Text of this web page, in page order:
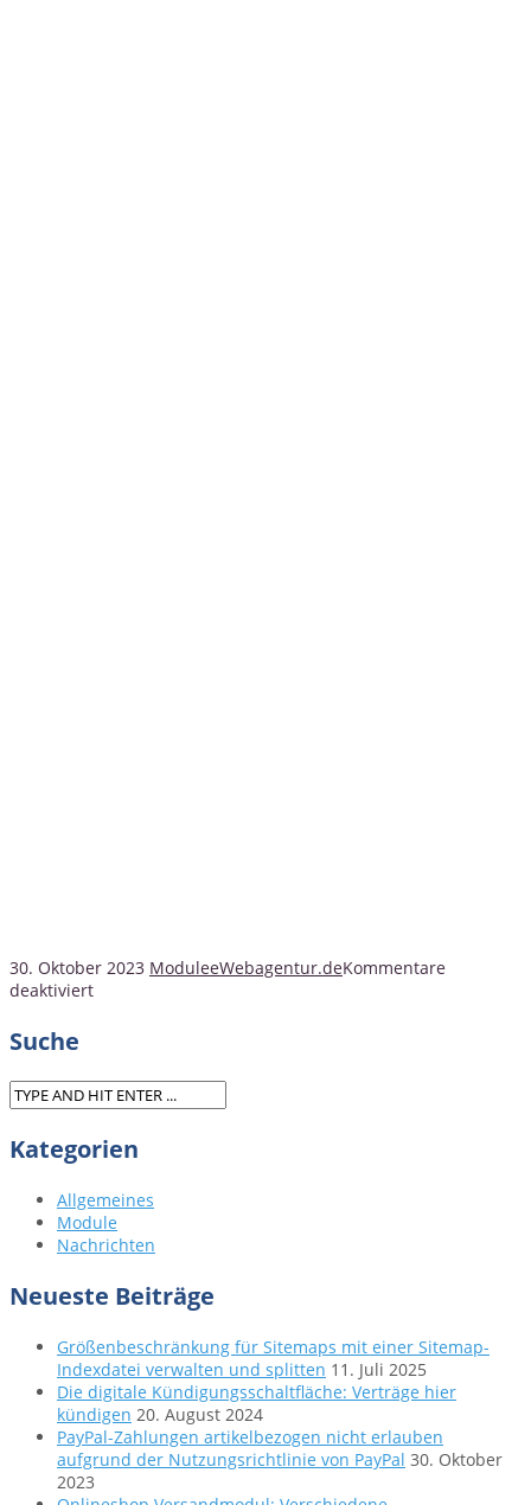
30. Oktober 2023 ModuleeWebagentur.deKommentare
deaktiviertfür
nicht
erlauben
der
von
PayPal
Suche
Kategorien
Allgemeines
Module
Nachrichten
Neueste Beiträge
Größenbeschränkung für Sitemaps mit einer Sitemap-
Indexdatei verwalten und splitten 11. Juli 2025
Die digitale Kündigungsschaltfläche: Verträge hier
kündigen 20. August 2024
PayPal-Zahlungen artikelbezogen nicht erlauben
aufgrund der Nutzungsrichtlinie von PayPal 30. Oktober
2023